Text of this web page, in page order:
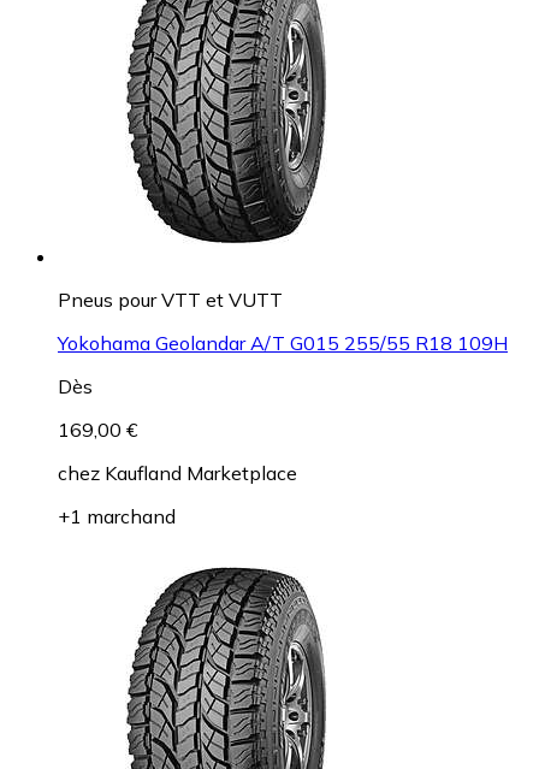
Pneus pour VTT et VUTT
Yokohama Geolandar A/T G015 255/55 R18 109H
Dès
169,00 €
chez Kaufland Marketplace
+1 marchand